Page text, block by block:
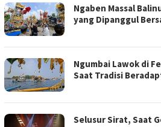
Ngaben Massal
yang Dipanggul
Ngumbai Lawok di
Saat Tradisi
Selusur Sirat, Saat